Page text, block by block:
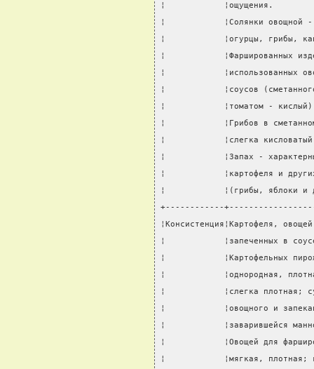
¦            ¦ощущения.
¦            ¦Солянки овощной -
¦            ¦огурцы, грибы,
¦            ¦Фаршированных
¦            ¦использованных
¦            ¦соусов
¦            ¦томатом -
¦            ¦Грибов в
¦            ¦слегка
¦            ¦Запах -
¦            ¦картофеля и других
¦            ¦(грибы,
+------------
¦Консистенция¦Картофеля,
¦            ¦запеченных в
¦            ¦Картофельных
¦            ¦однородная,
¦            ¦слегка плотная;
¦            ¦овощного и
¦            ¦заварившейся
¦            ¦Овощей для
¦            ¦мягкая, плотная;